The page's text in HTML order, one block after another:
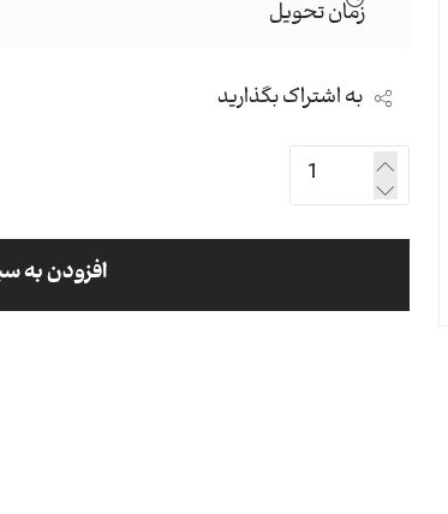
زمان تحویل
افزودن به
به اشتراک بگذارید